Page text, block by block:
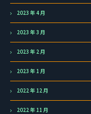
2023 年 4 月
2023 年 3 月
2023 年 2 月
2023 年 1 月
2022 年 12 月
2022 年 11 月